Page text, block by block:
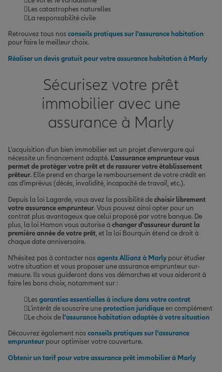
Les catastrophes naturelles
La responsabilité civile
Retrouvez tous nos conseils pratiques sur l'assurance habitation
pour faire le meilleur choix.
Réaliser un devis gratuit pour votre assurance habitation à Marly
Sécurisez votre prêt
immobilier avec une
assurance à Marly
L'acquisition d'un bien immobilier est un projet d'envergure qui
nécessite un financement adapté. L'assurance emprunteur vous
permet de protéger votre prêt et de rassurer votre établissement
prêteur. Elle prend en charge le remboursement de votre crédit en
cas d'imprévus (décès, invalidité, incapacité de travail, etc.).
Depuis la loi Lagarde, vous avez la possibilité dechoisir librement
votre assurance emprunteur. Vous pouvez ainsi opter pour un
contrat plus avantageux que celui proposé par votre banque. De
plus, la loi Hamon vous autorise à changer d'assureur durant la
première année de votre prêt, et la loi Bourquin étend ce droit à
chaque date anniversaire.
N'hésitez pas à contacter nos agents Allianz à Marly pour étudier
votre situation et vous proposer une assurance emprunteur sur-
mesure. Ils vous guideront dans vos démarches et vous aideront à
faire les bons choix, notamment sur :
Les garanties essentielles à inclure dans votre contrat
L'intérêt de souscrire une protection juridiqueen complément
Le choix de l'assurance habitation adaptée à votre situation
Découvrez également nos conseils pratiques sur l'assurance
emprunteur pour optimiser votre couverture.
Obtenir un tarif pour votre assurance prêt immobilier à Marly